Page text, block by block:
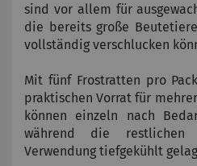
sind vor allem für
die bereits große
vollständig verschlucken
Mit fünf Frostratten pro
praktischen Vorrat für
können einzeln nach
während die
Verwendung tiefgekühlt